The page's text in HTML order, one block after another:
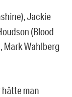
Jackie
(Blood
Mark Wahlberg
man